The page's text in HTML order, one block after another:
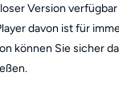
Version verfügbar
davon ist für
können Sie sicher